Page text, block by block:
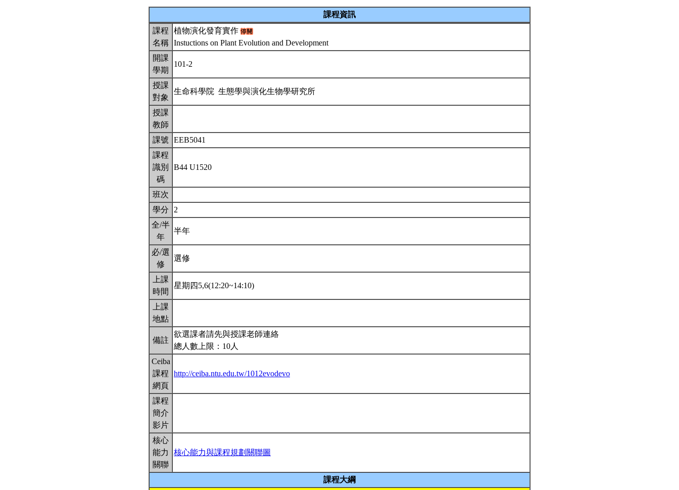
課程資訊
課程
名稱
植物演化發育實作
Instuctions on Plant Evolution and Development
開課
學期
101-2
授課
對象
生命科學院 生態學與演化生物學研究所
授課
教師
課號
EEB5041
課程
識別
碼
B44 U1520
班次
學分
2
全/半
年
半年
必/選
修
選修
上課
時間
星期四5,6(12:20~14:10)
上課
地點
備註
欲選課者請先與授課老師連絡
總人數上限：10人
Ceiba
課程
網頁
http://ceiba.ntu.edu.tw/1012evodevo
課程
簡介
影片
核心
能力
關聯
核心能力與課程規劃關聯圖
課程大綱